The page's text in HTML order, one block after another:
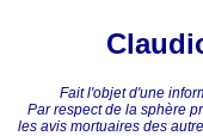
Fait l'objet d'une
Par respect de la sphère
les avis mortuaires des